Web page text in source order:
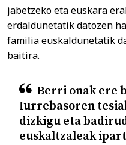
jabetzeko eta euskara
erdaldunetatik datozen
familia euskaldunetatik
baitira.
Berri onak ere
Iurrebasoren
dizkigu eta
euskaltzaleak